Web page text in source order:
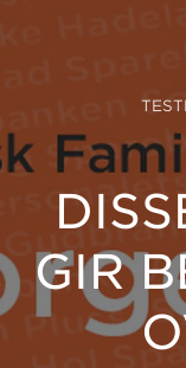
GIR